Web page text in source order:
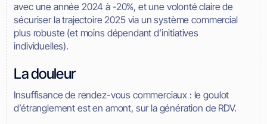
avec une année 2024 à -20%, et une volonté claire de
sécuriser la trajectoire 2025 via un système commercial
plus robuste (et moins dépendant d’initiatives
individuelles).
La douleur
Insuffisance de rendez-vous commerciaux : le goulot
d’étranglement est en amont, sur la génération de RDV.